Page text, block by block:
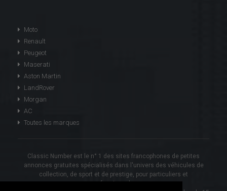
Moto
Renault
Peugeot
Maserati
Aston Martin
LandRover
Morgan
AC
Toutes les marques
Classic Number est le n° 1 des sites francophones de petites
annonces gratuites spécialisés dans l'univers des véhicules de
collection, de sport et de prestige, pour particuliers et
professionnels.